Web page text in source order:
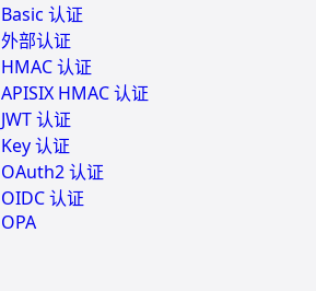
Basic 认证
外部认证
HMAC 认证
APISIX HMAC 认证
JWT 认证
Key 认证
OAuth2 认证
OIDC 认证
OPA